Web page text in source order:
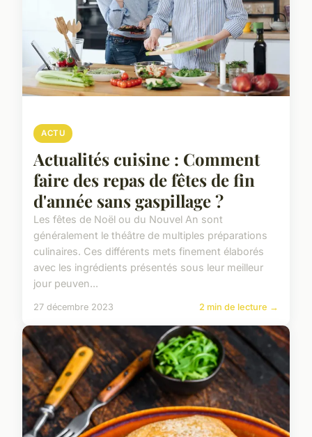
ACTU
Actualités cuisine : Comment
faire des repas de fêtes de fin
d'année sans gaspillage ?
Les fêtes de Noël ou du Nouvel An sont
généralement le théâtre de multiples préparations
culinaires. Ces différents mets finement élaborés
avec les ingrédients présentés sous leur meilleur
jour peuven...
27 décembre 2023 2 min de lecture →